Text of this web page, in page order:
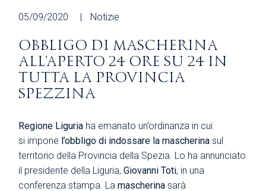
05/09/2020 Notizie
OBBLIGO DI MASCHERINA
ALL’APERTO 24 ORE SU 24 IN
TUTTA LA PROVINCIA
SPEZZINA
Regione Liguria ha emanato un’ordinanza in cui
si impone l’obbligo di indossare la mascherina sul
territorio della Provincia della Spezia. Lo ha annunciato
il presidente della Liguria,Giovanni Toti, in una
conferenza stampa. Lamascherina sarà